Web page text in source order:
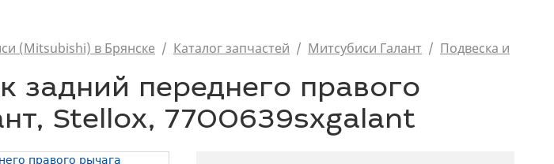
(Mitsubishi) в Брянске / Каталог запчастей / Митсубиси Галант / Подвеска и
задний переднего правого
Stellox, 7700639sxgalant